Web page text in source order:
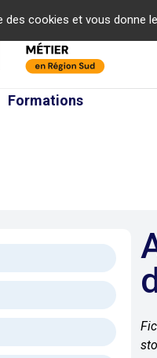
des cookies et vous donne
Formations